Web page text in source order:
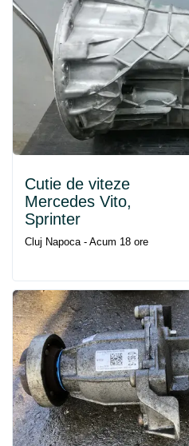
Cutie de viteze
Mercedes Vito,
Sprinter
Cluj Napoca - Acum 18 ore